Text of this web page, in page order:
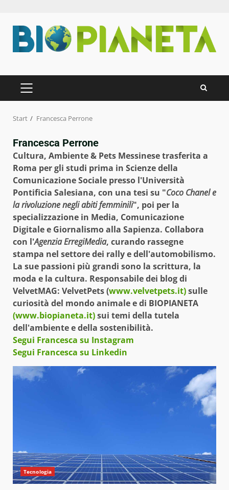
Inhalt
springen
PRIMÄRES
MENÜ
Start Francesca Perrone
Francesca Perrone
Cultura, Ambiente & Pets Messinese trasferita a
Roma per gli studi prima in Scienze della
Comunicazione Sociale presso l'Università
Pontificia Salesiana, con una tesi su "Coco Chanel e
la rivoluzione negli abiti femminili", poi per la
specializzazione in Media, Comunicazione
Digitale e Giornalismo alla Sapienza. Collabora
con l'Agenzia ErregiMedia, curando rassegne
stampa nel settore dei rally e dell'automobilismo.
La sue passioni più grandi sono la scrittura, la
moda e la cultura. Responsabile dei blog di
VelvetMAG: VelvetPets(www.velvetpets.it)sulle
curiosità del mondo animale e di BIOPIANETA
(www.biopianeta.it)sui temi della tutela
dell'ambiente e della sostenibilità.
Segui Francesca su Instagram
Segui Francesca su Linkedin
Tecnologia